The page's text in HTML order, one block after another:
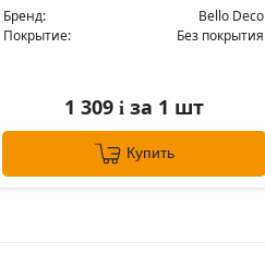
Бренд:
Bello Deco
Покрытие:
Без покрытия
1 309i за 1 шт
Купить